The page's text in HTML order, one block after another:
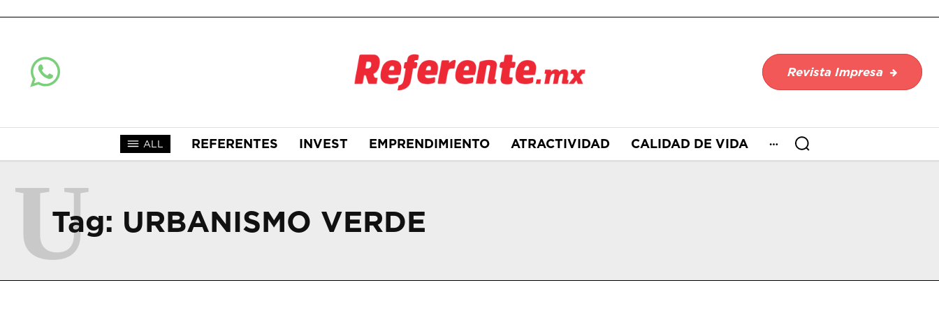
Revista Impresa
ALL REFERENTES INVEST EMPRENDIMIENTO ATRACTIVIDAD CALIDAD DE VIDA
Tag: URBANISMO VERDE
U